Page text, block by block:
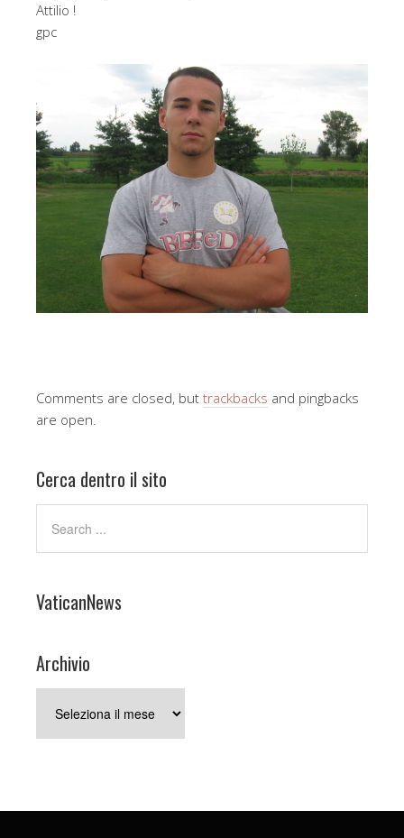
Attilio !
gpc
Comments are closed, but trackbacks and pingbacks
are open.
Cerca dentro il sito
VaticanNews
Archivio